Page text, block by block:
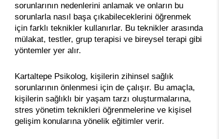
sorunlarının nedenlerini anlamak ve onların bu
sorunlarla nasıl başa çıkabileceklerini öğrenmek
için farklı teknikler kullanırlar. Bu teknikler arasında
mülakat, testler, grup terapisi ve bireysel terapi gibi
yöntemler yer alır.
Kartaltepe Psikolog, kişilerin zihinsel sağlık
sorunlarının önlenmesi için de çalışır. Bu amaçla,
kişilerin sağlıklı bir yaşam tarzı oluşturmalarına,
stres yönetim teknikleri öğrenmelerine ve kişisel
gelişim konularına yönelik eğitimler verir.